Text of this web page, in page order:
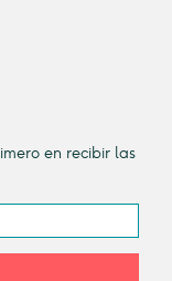
en recibir las